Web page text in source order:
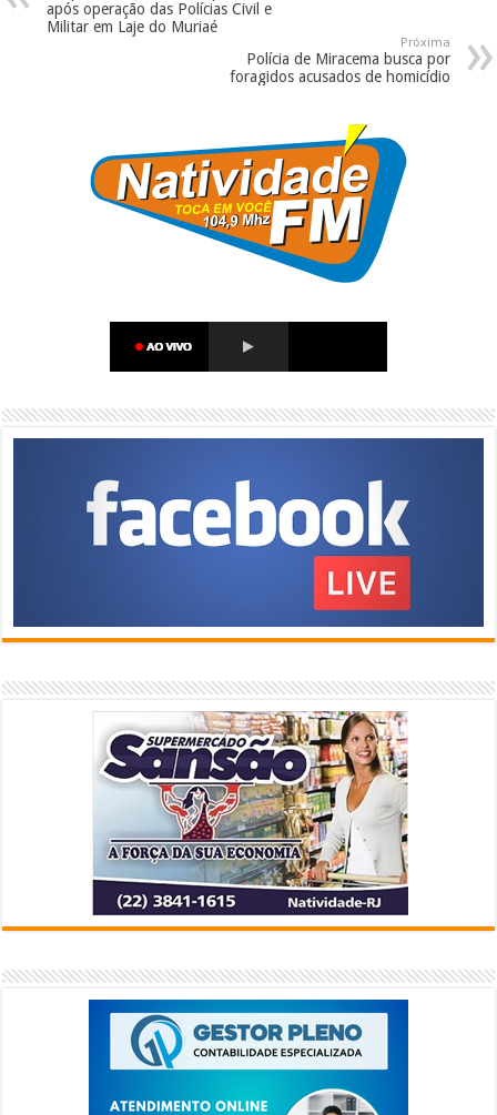
após operação das Polícias Civil e
Militar em Laje do Muriaé
Próxima
Polícia de Miracema busca por
foragidos acusados de homicídio